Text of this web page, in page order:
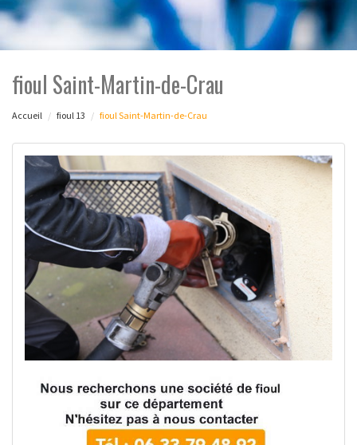
fioul Saint-Martin-de-Crau
Accueil fioul 13 fioul Saint-Martin-de-Crau